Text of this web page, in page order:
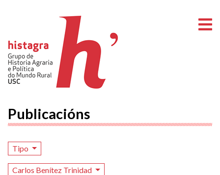
Publicacións
Tipo
Carlos Benítez Trinidad